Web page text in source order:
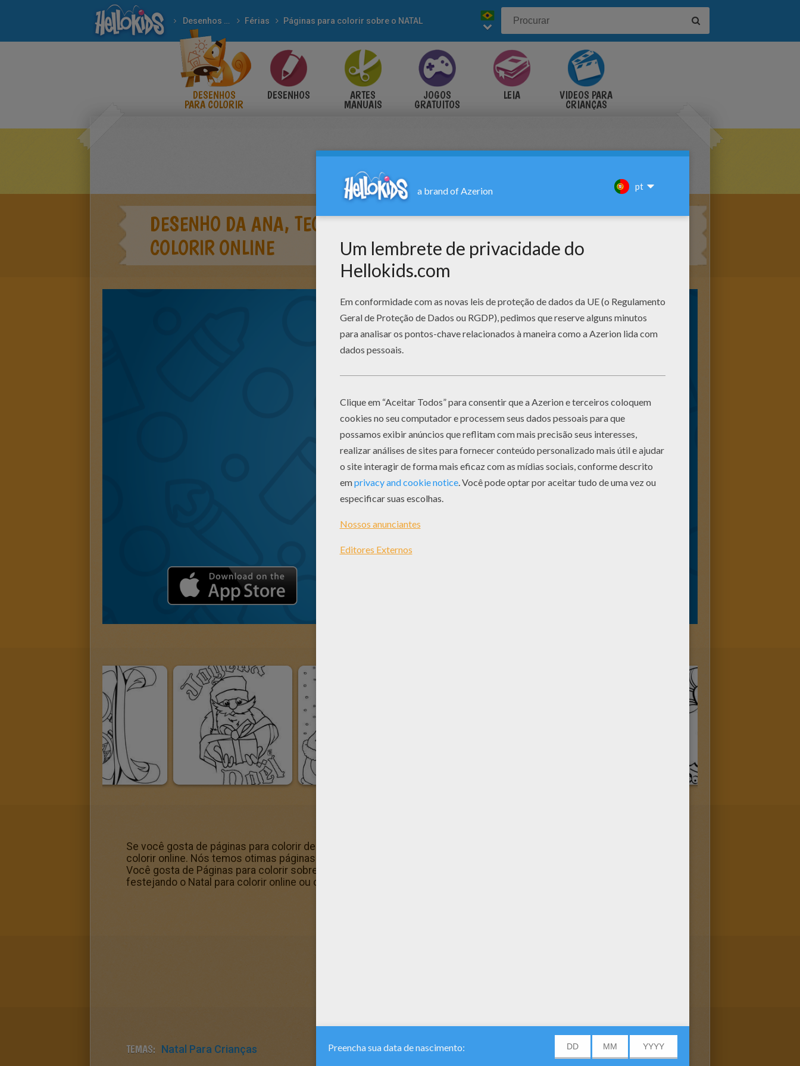
Desenhos para colorir Férias Páginas para colorir sobre o NATAL
DESENHOS
PARA COLORIR
DESENHOS ARTES
MANUAIS
JOGOS
GRATUITOS
LEIA VÍDEOS PARA
CRIANÇAS
DESENHO DA ANA, TEO E MATIAS FESTEJANDO O NATAL PARA
COLORIR ONLINE
Se você gosta de páginas para colorir desafiantes, tente este Desenho da Ana, Teo e Matias festejando o Natal para
colorir online. Nós temos otimas páginas para colorir no Páginas para colorir sobre o NATAL para que você fique feliz.
Você gosta de Páginas para colorir sobre o NATAL? Você pode imprimir este Desenho da Ana, Teo e Matias
festejando o Natal para colorir online ou colori-lo online com a sua máquina de colorir.
TEMAS: Natal Para Crianças